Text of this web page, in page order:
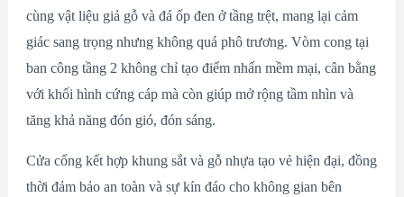
cùng vật liệu giả gỗ và đá ốp đen ở tầng trệt, mang lại cảm
giác sang trọng nhưng không quá phô trương. Vòm cong tại
ban công tầng 2 không chỉ tạo điểm nhấn mềm mại, cân bằng
với khối hình cứng cáp mà còn giúp mở rộng tầm nhìn và
tăng khả năng đón gió, đón sáng.
Cửa cổng kết hợp khung sắt và gỗ nhựa tạo vẻ hiện đại, đồng
thời đảm bảo an toàn và sự kín đáo cho không gian bên